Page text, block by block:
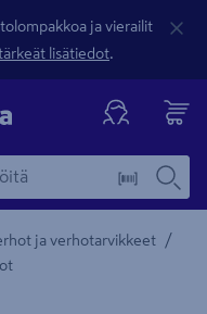
ja vierailit
lisätiedot.
ja verhotarvikkeet /
kuvaus -